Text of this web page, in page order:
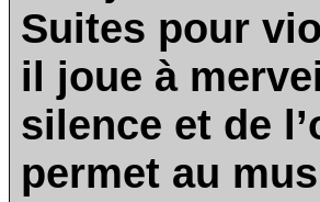
Suites pour
il joue à
silence et de
permet au